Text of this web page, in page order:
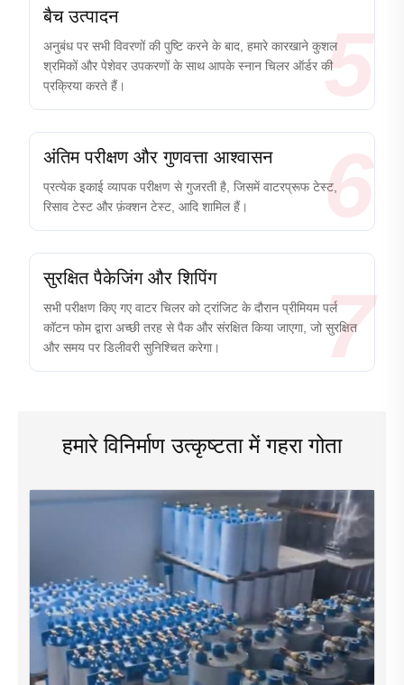
बैच उत्पादन
अनुबंध पर सभी विवरणों की पुष्टि करने के बाद, हमारे कारखाने कुशल
श्रमिकों और पेशेवर उपकरणों के साथ आपके स्नान चिलर ऑर्डर की
प्रक्रिया करते हैं।
5
अंतिम परीक्षण और गुणवत्ता आश्वासन
प्रत्येक इकाई व्यापक परीक्षण से गुजरती है, जिसमें वाटरप्रूफ टेस्ट,
रिसाव टेस्ट और फ़ंक्शन टेस्ट, आदि शामिल हैं।
6
सुरक्षित पैकेजिंग और शिपिंग
सभी परीक्षण किए गए वाटर चिलर को ट्रांजिट के दौरान प्रीमियम पर्ल
कॉटन फोम द्वारा अच्छी तरह से पैक और संरक्षित किया जाएगा, जो सुरक्षित
और समय पर डिलीवरी सुनिश्चित करेगा।
7
हमारे विनिर्माण उत्कृष्टता में गहरा गोता